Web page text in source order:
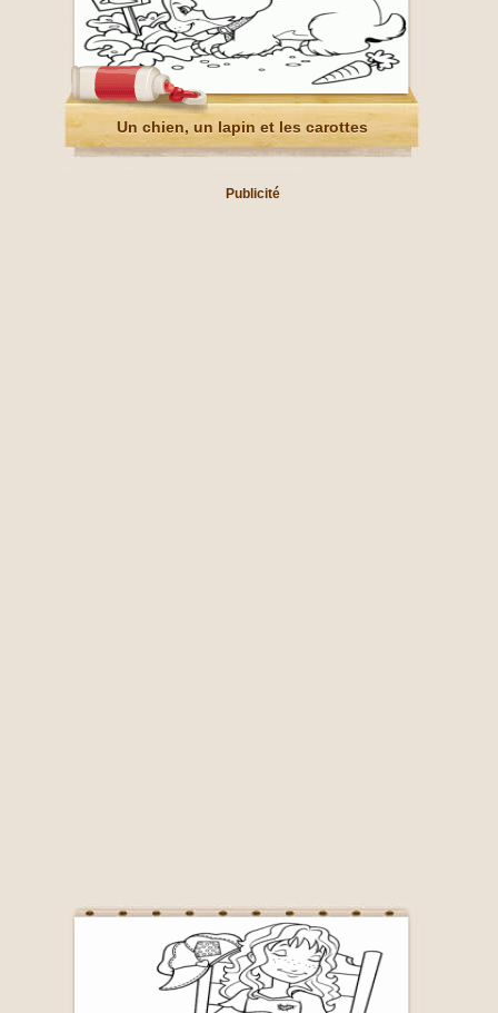
Un chien, un lapin et les carottes
Publicité